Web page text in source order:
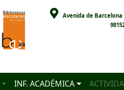
Avenida de Barcelona
INF. ACADÉMICA